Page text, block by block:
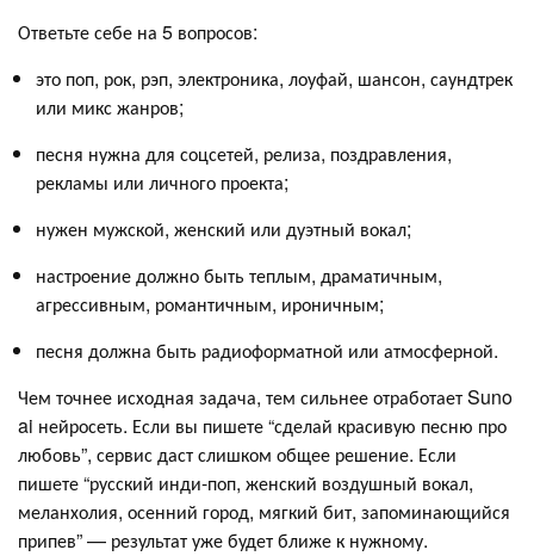
Ответьте себе на 5 вопросов:
это поп, рок, рэп, электроника, лоуфай, шансон, саундтрек
или микс жанров;
песня нужна для соцсетей, релиза, поздравления,
рекламы или личного проекта;
нужен мужской, женский или дуэтный вокал;
настроение должно быть теплым, драматичным,
агрессивным, романтичным, ироничным;
песня должна быть радиоформатной или атмосферной.
Чем точнее исходная задача, тем сильнее отработает Suno
ai нейросеть. Если вы пишете “сделай красивую песню про
любовь”, сервис даст слишком общее решение. Если
пишете “русский инди-поп, женский воздушный вокал,
меланхолия, осенний город, мягкий бит, запоминающийся
припев” — результат уже будет ближе к нужному.